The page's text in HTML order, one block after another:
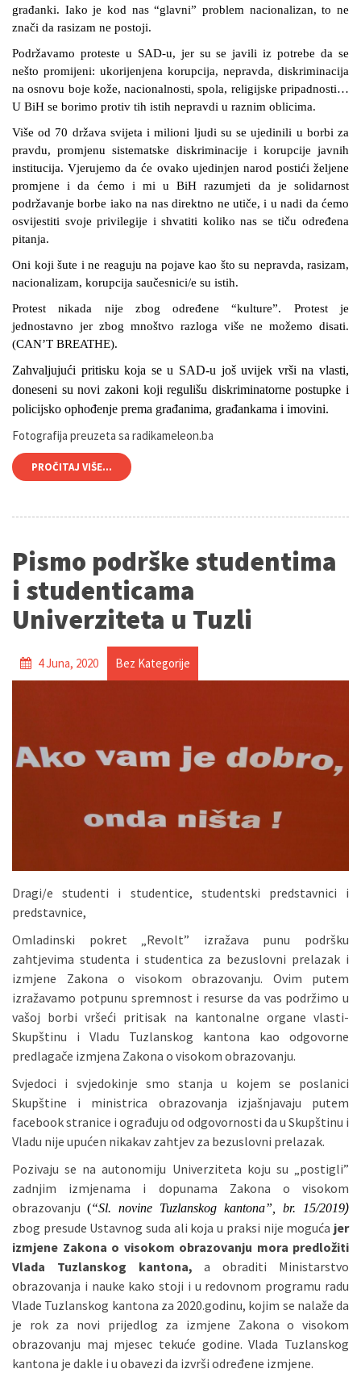
građanki. Iako je kod nas “glavni” problem nacionalizan, to ne
znači da rasizam ne postoji.
Podržavamo proteste u SAD-u, jer su se javili iz potrebe da se
nešto promijeni: ukorijenjena korupcija, nepravda, diskriminacija
na osnovu boje kože, nacionalnosti, spola, religijske pripadnosti…
U BiH se borimo protiv tih istih nepravdi u raznim oblicima.
Više od 70 država svijeta i milioni ljudi su se ujedinili u borbi za
pravdu, promjenu sistematske diskriminacije i korupcije javnih
institucija. Vjerujemo da će ovako ujedinjen narod postići željene
promjene i da ćemo i mi u BiH razumjeti da je solidarnost
podržavanje borbe iako na nas direktno ne utiče, i u nadi da ćemo
osvijestiti svoje privilegije i shvatiti koliko nas se tiču određena
pitanja.
Oni koji šute i ne reaguju na pojave kao što su nepravda, rasizam,
nacionalizam, korupcija saučesnici/e su istih.
Protest nikada nije zbog određene “kulture”. Protest je
jednostavno jer zbog mnoštvo razloga više ne možemo disati.
(CAN’T BREATHE).
Zahvaljujući pritisku koja se u SAD-u još uvijek vrši na vlasti,
doneseni su novi zakoni koji regulišu diskriminatorne postupke i
policijsko ophođenje prema građanima, građankama i imovini.
Fotografija preuzeta sa radikameleon.ba
PROČITAJ VIŠE...
Pismo podrške studentima
i studenticama
Univerziteta u Tuzli
4 Juna, 2020 Bez Kategorije
Dragi/e studenti i studentice, studentski predstavnici i
predstavnice,
Omladinski pokret „Revolt” izražava punu podršku
zahtjevima studenta i studentica za bezuslovni prelazak i
izmjene Zakona o visokom obrazovanju. Ovim putem
izražavamo potpunu spremnost i resurse da vas podržimo u
vašoj borbi vršeći pritisak na kantonalne organe vlasti-
Skupštinu i Vladu Tuzlanskog kantona kao odgovorne
predlagače izmjena Zakona o visokom obrazovanju.
Svjedoci i svjedokinje smo stanja u kojem se poslanici
Skupštine i ministrica obrazovanja izjašnjavaju putem
facebook stranice i ograđuju od odgovornosti da u Skupštinu i
Vladu nije upućen nikakav zahtjev za bezuslovni prelazak.
Pozivaju se na autonomiju Univerziteta koju su „postigli”
zadnjim izmjenama i dopunama Zakona o visokom
obrazovanju (“Sl. novine Tuzlanskog kantona”, br. 15/2019)
zbog presude Ustavnog suda ali koja u praksi nije moguća jer
izmjene Zakona o visokom obrazovanju mora predložiti
Vlada Tuzlanskog kantona,a obraditi Ministarstvo
obrazovanja i nauke kako stoji i u redovnom programu radu
Vlade Tuzlanskog kantona za 2020.godinu, kojim se nalaže da
je rok za novi prijedlog za izmjene Zakona o visokom
obrazovanju maj mjesec tekuće godine. Vlada Tuzlanskog
kantona je dakle i u obavezi da izvrši određene izmjene.